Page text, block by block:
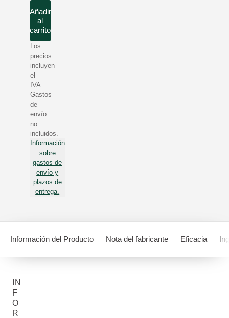
Añadir
al
carrito
Los
precios
incluyen
el
IVA.
Gastos
de
envío
no
incluidos.
Información
sobre
gastos de
envío y
plazos de
entrega.
Información del Producto Nota del fabricante Eficacia
IN
F
O
R